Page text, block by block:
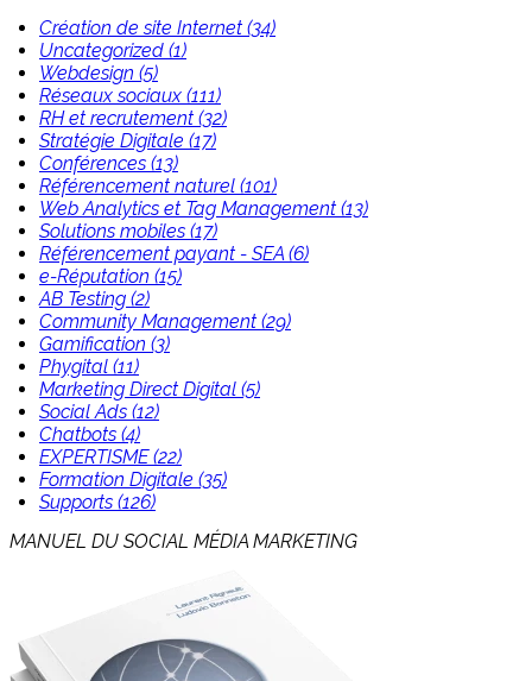
Création de site Internet (34)
Uncategorized (1)
Webdesign (5)
Réseaux sociaux (111)
RH et recrutement (32)
Stratégie Digitale (17)
Conférences (13)
Référencement naturel (101)
Web Analytics et Tag Management (13)
Solutions mobiles (17)
Référencement payant - SEA (6)
e-Réputation (15)
AB Testing (2)
Community Management (29)
Gamification (3)
Phygital (11)
Marketing Direct Digital (5)
Social Ads (12)
Chatbots (4)
EXPERTISME (22)
Formation Digitale (35)
Supports (126)
MANUEL DU SOCIAL MÉDIA MARKETING